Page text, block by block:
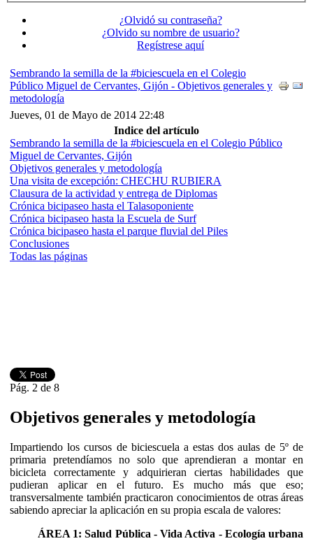
¿Olvidó su contraseña?
¿Olvido su nombre de usuario?
Regístrese aquí
Sembrando la semilla de la #biciescuela en el Colegio
Público Miguel de Cervantes, Gijón - Objetivos generales y
metodología
Jueves, 01 de Mayo de 2014 22:48
Indice del artículo
Sembrando la semilla de la #biciescuela en el Colegio Público
Miguel de Cervantes, Gijón
Objetivos generales y metodología
Una visita de excepción: CHECHU RUBIERA
Clausura de la actividad y entrega de Diplomas
Crónica bicipaseo hasta el Talasoponiente
Crónica bicipaseo hasta la Escuela de Surf
Crónica bicipaseo hasta el parque fluvial del Piles
Conclusiones
Todas las páginas
Pág. 2 de 8
Objetivos generales y metodología
Impartiendo los cursos de biciescuela a estas dos aulas de 5º de
primaria pretendíamos no solo que aprendieran a montar en
bicicleta correctamente y adquirieran ciertas habilidades que
pudieran aplicar en el futuro. Es mucho más que eso;
transversalmente también practicaron conocimientos de otras áreas
sabiendo apreciar la aplicación en su propia escala de valores:
ÁREA 1: Salud Pública - Vida Activa - Ecología urbana